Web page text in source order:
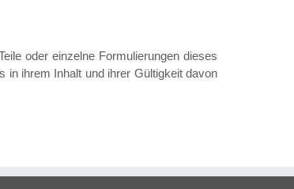
oder einzelne Formulierungen dieses
in ihrem Inhalt und ihrer Gültigkeit davon